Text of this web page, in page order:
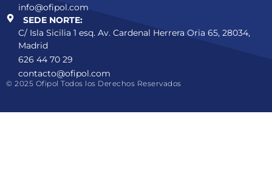
info@ofipol.com
SEDE NORTE:
C/ Isla Sicilia 1 esq. Av. Cardenal Herrera Oria 65, 28034,
Madrid
626 44 70 29
contacto@ofipol.com
© 2025 Ofipol Todos los Derechos Reservados